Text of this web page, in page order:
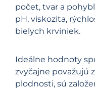
počet, tvar a
pH, viskozita,
bielych krviniek.
Ideálne hodnoty
zvyčajne považujú
plodnosti, sú